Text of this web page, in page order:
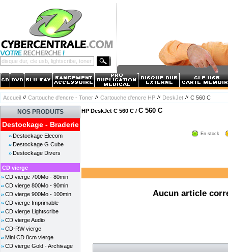
Accueil Cartouche d'encre - Toner Cartouche d'encre HP DeskJet C 560 C
NOS PRODUITS
Destockage - Braderie
Destockage Elecom
Destockage G Cube
Destockage Divers
CD vierge
CD vierge 700Mo - 80min
CD vierge 800Mo - 90min
CD vierge 900Mo - 100min
CD vierge Imprimable
CD vierge Lightscribe
CD vierge Audio
CD-RW vierge
Mini CD 8cm vierge
CD vierge Gold - Archivage
HP DeskJet C 560 C / C 560 C
En stock
Aucun article